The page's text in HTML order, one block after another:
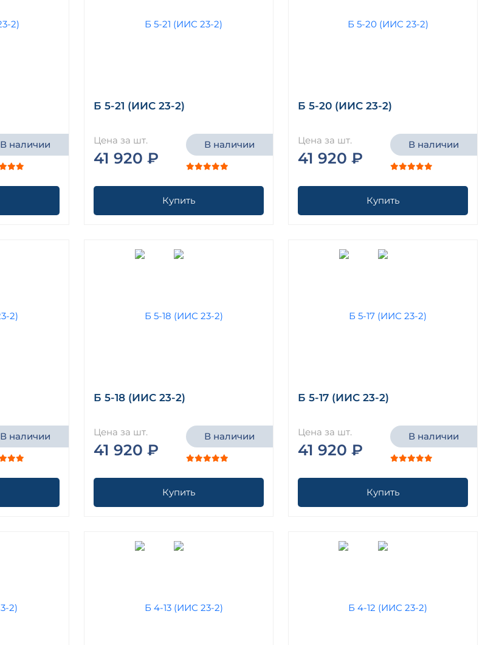
В наличии
Б 5-21 (ИИС 23-2)
Цена за шт.
41 920 ₽
В наличии
Купить
Б 5-20 (ИИС 23-2)
Цена за шт.
41 920 ₽
В наличии
Купить
В наличии
Б 5-18 (ИИС 23-2)
Цена за шт.
41 920 ₽
В наличии
Купить
Б 5-17 (ИИС 23-2)
Цена за шт.
41 920 ₽
В наличии
Купить